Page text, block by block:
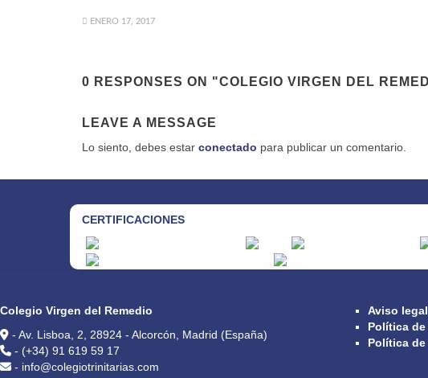
ENERO 17, 2017
0 RESPONSES ON "COLEGIO VIRGEN DEL
LEAVE A MESSAGE
Lo siento, debes estar conectado para publicar un comentario.
CERTIFICACIONES
Colegio Virgen del Remedio
- Av. Lisboa, 2, 28924 - Alcorcón, Madrid (España)
- (+34) 91 619 59 17
- info@colegiotrinitarias.com
Aviso legal
Política
Política